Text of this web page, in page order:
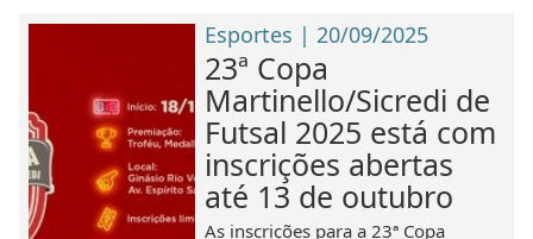
Esportes | 20/09/2025
23ª Copa
Martinello/Sicredi de
Futsal 2025 está com
inscrições abertas
até 13 de outubro
As inscrições para a 23ª Copa